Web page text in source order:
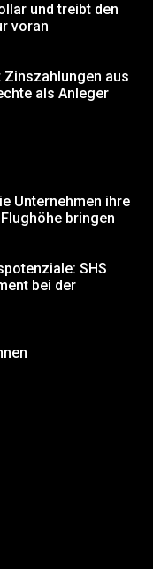
und treibt den
voran
Zinszahlungen aus
als Anleger
Unternehmen ihre
bringen
SHS
bei der